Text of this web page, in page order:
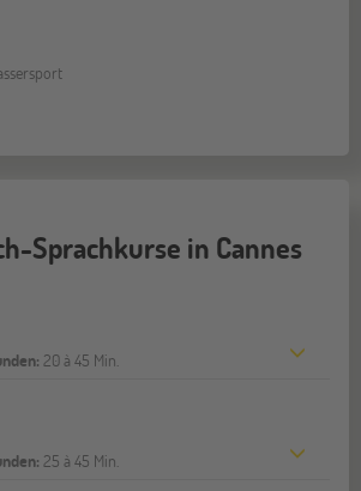
Sprachkurse in Cannes
20 à 45 Min.
25 à 45 Min.